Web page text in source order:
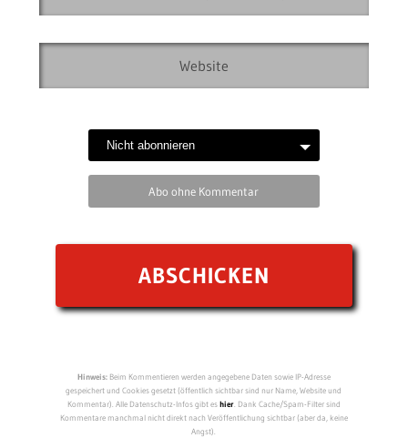
Abo ohne Kommentar
Hinweis:Beim Kommentieren werden angegebene Daten sowie IP-Adresse
gespeichert und Cookies gesetzt (öffentlich sichtbar sind nur Name, Website und
Kommentar). Alle Datenschutz-Infos gibt eshier. Dank Cache/Spam-Filter sind
Kommentare manchmal nicht direkt nach Veröffentlichung sichtbar (aber da, keine
Angst).